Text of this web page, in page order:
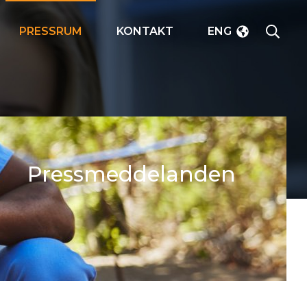
PRESSRUM KONTAKT ENG SÖK
Pressmeddelanden